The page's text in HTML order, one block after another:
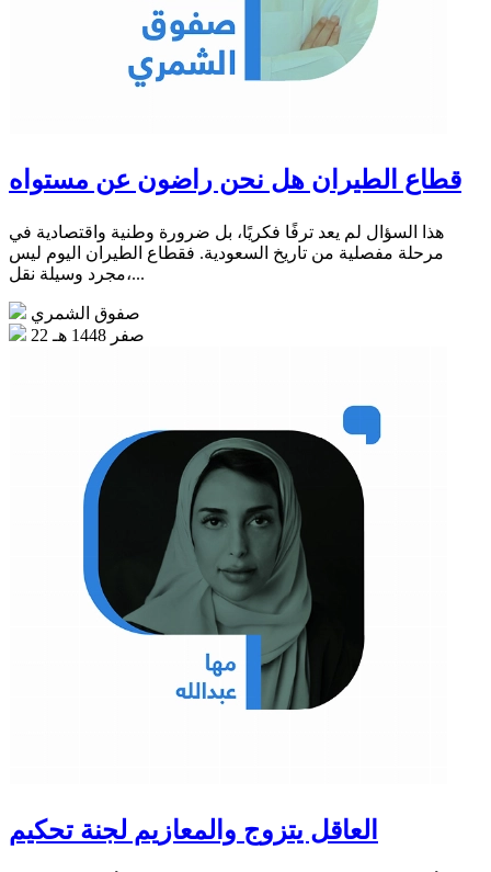
قطاع الطيران هل نحن راضون عن مستواه
هذا السؤال لم يعد ترفًا فكريًا، بل ضرورة وطنية واقتصادية في
مرحلة مفصلية من تاريخ السعودية. فقطاع الطيران اليوم ليس
مجرد وسيلة نقل،...
صفوق الشمري
22 صفر 1448 هـ
العاقل يتزوج والمعازيم لجنة تحكيم